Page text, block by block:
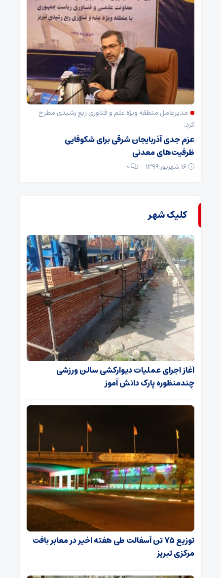
مدیرعامل منطقه ویژه علم و فناوری ربع رشیدی مطرح
کرد:
عزم جدی آذربایجان شرقی برای شکوفایی
ظرفیت‌های معدنی
۰
کلیک شهر
آغاز اجرای عملیات دیوارکشی سالن ورزشی
چندمنظوره پارک دانش آموز
توزیع ۷۵ تن آسفالت طی هفته اخیر در معابر بافت
مرکزی تبریز